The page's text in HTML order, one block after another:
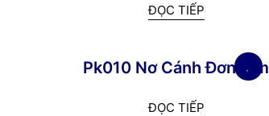
ĐỌC TIẾP
Pk010 Nơ Cánh Đơn Tím
ĐỌC TIẾP